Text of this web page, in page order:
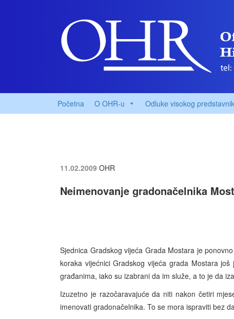
Početna O OHR-u Odluke visokog
11.02.2009 OHR
Neimenovanje gradonačelnika
Sjednica Gradskog vijeća Grada Mostara je
koraka vijećnici Gradskog vijeća grada Mostara
građanima, iako su izabrani da im služe, a to je da
Izuzetno je razočaravajuće da niti nakon četiri
imenovati gradonačelnika. To se mora ispraviti bez